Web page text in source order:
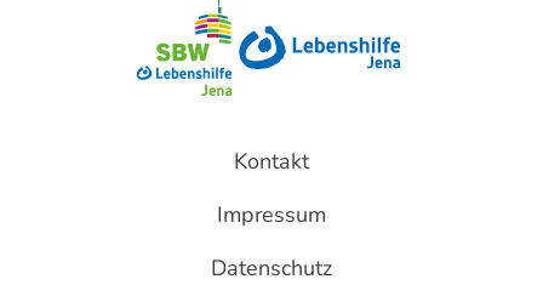
Kontakt
Impressum
Datenschutz